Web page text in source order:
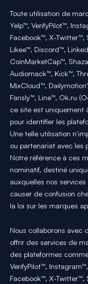
Toute utilisation de
Yelp™, VerifyPilot™,
Facebook™, X-Twitter™,
Likee™, Discord™,
CoinMarketCap™,
Audiomack™, Kick™,
MixCloud™,
Fansly™, Line™, Ok.ru
ce site est uniquement
pour identifier les
Une telle utilisation
ou partenariat avec les
Notre référence à ces
nominatif, destiné
auxquelles nos
causer de confusion
la loi sur les marques
Nous collaborons avec
offrir des services de
des plateformes
VerifyPilot™,
Facebook™, X-Twitter™,